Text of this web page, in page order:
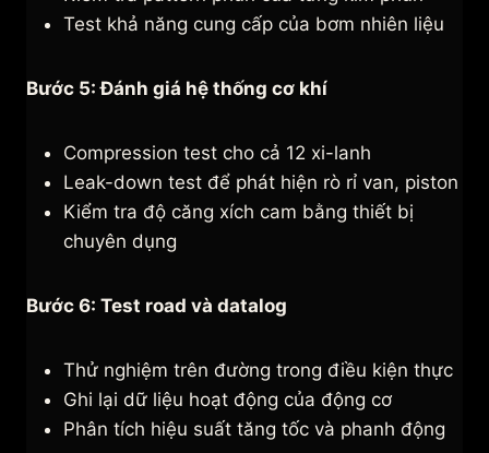
Test khả năng cung cấp của bơm nhiên liệu
Bước 5: Đánh giá hệ thống cơ khí
Compression test cho cả 12 xi-lanh
Leak-down test để phát hiện rò rỉ van, piston
Kiểm tra độ căng xích cam bằng thiết bị
chuyên dụng
Bước 6: Test road và datalog
Thử nghiệm trên đường trong điều kiện thực
Ghi lại dữ liệu hoạt động của động cơ
Phân tích hiệu suất tăng tốc và phanh động